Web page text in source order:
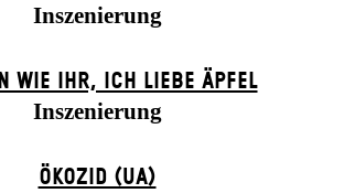
Inszenierung
WIE IHR, ICH LIEBE ÄPFEL
Inszenierung
ÖKOZID (UA)